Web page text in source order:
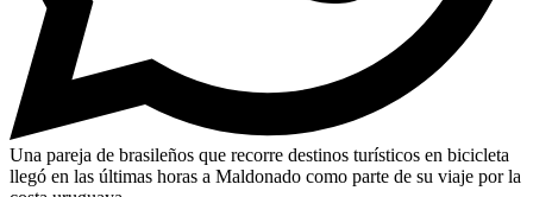
Una pareja de brasileños que recorre destinos turísticos en bicicleta
llegó en las últimas horas a Maldonado como parte de su viaje por la